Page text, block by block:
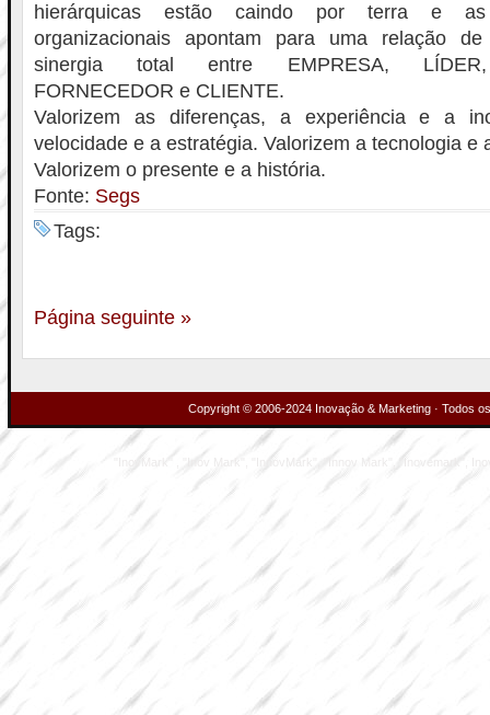
hierárquicas estão caindo por terra e as
organizacionais apontam para uma relação
sinergia total entre EMPRESA, LÍDER,
FORNECEDOR e CLIENTE.
Valorizem as diferenças, a experiência e a
velocidade e a estratégia. Valorizem a tecnologia e
Valorizem o presente e a história.
Fonte: Segs
Tags:
Página seguinte »
Copyright © 2006-2024 Inovação & Marketing · Todos